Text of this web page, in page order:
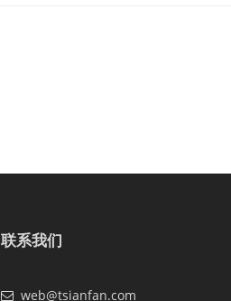
联系我们
web@tsianfan.com